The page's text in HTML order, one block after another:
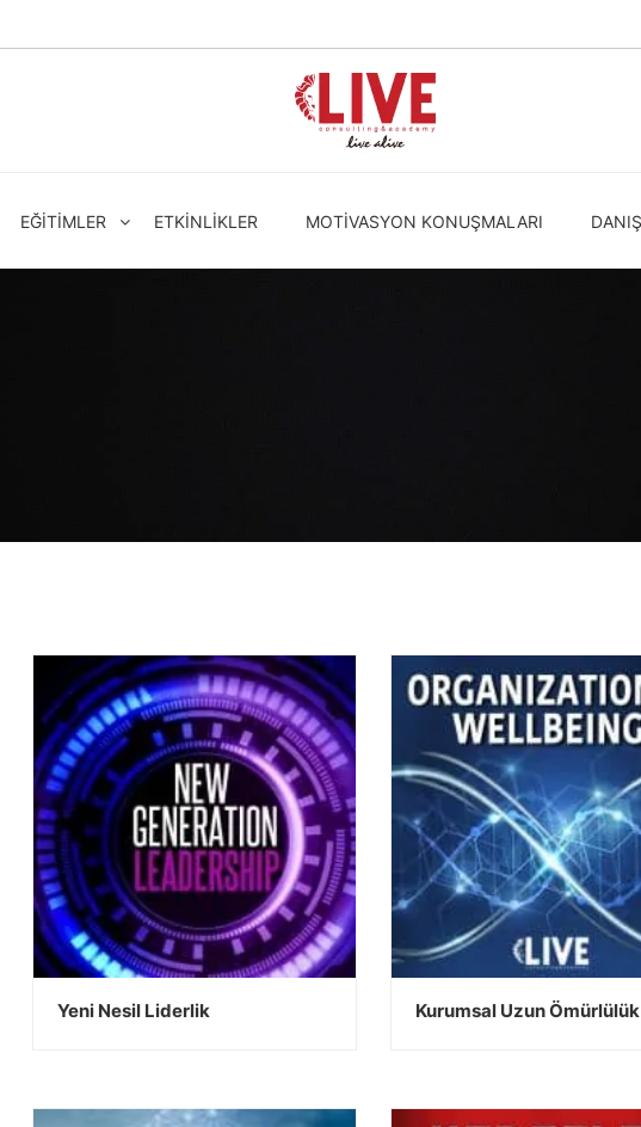
EĞITIMLER ETKINLIKLER MOTIVASYON KONUŞMALARI
Yeni Nesil Liderlik
DEVAMINI OKU
Kurumsal Uzun Ömürlülük
DEVAMINI OKU